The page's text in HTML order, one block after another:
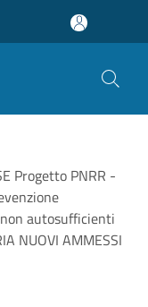
Progetto PNRR -
autosufficienti
NUOVI AMMESSI